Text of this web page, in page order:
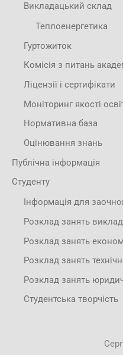
Викладацький склад
Теплоенергетика
Гуртожиток
Комісія з питань
Ліцензії і сертифікати
Моніторинг якості
Нормативна база
Оцінювання знань
Публічна інформація
Студенту
Інформація для
Розклад занять
Розклад занять
Розклад занять
Розклад занять
Студентська творчість